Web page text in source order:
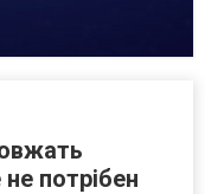
потрібен